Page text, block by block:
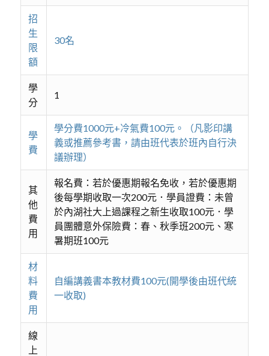
招
生
限
額
30名
學
分
1
學
費
學分費1000元+冷氣費100元。（凡影印講
義或推薦參考書，請由班代表於班內自行決
議辦理）
其
他
費
用
報名費：若於優惠期報名免收，若於優惠期
後每學期收取一次200元．學員證費：未曾
於內湖社大上過課程之新生收取100元．學
員團體意外保險費：春、秋季班200元、寒
暑期班100元
材
料
費
用
自編講義書本教材費100元(開學後由班代統
一收取)
線
上